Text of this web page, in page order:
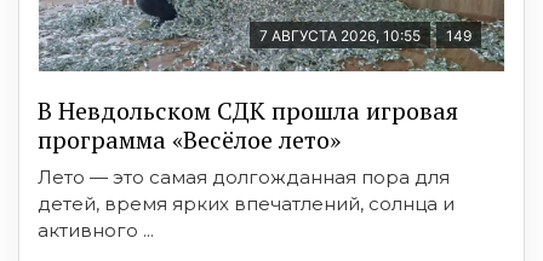
7 АВГУСТА 2026, 10:55 149
В Невдольском СДК прошла игровая
программа «Весёлое лето»
Лето — это самая долгожданная пора для
детей, время ярких впечатлений, солнца и
активного ...